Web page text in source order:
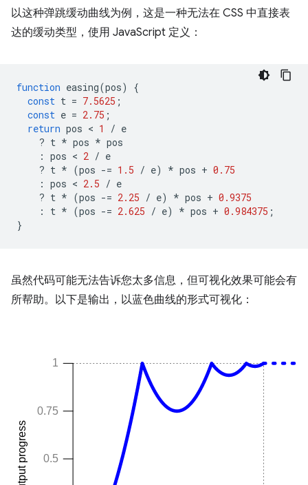
以这种弹跳缓动曲线为例，这是一种无法在 CSS 中直接表
达的缓动类型，使用 JavaScript 定义：
function easing(pos)
{
const t = 7.5625 ;
const e = 2.75 ;
return pos < 1 / e
? t * pos * pos
: pos < 2 / e
? t * (pos -= 1.5 / e) * pos + 0.75
: pos < 2.5 / e
? t * (pos -= 2.25 / e) * pos + 0.9375
:
t * (pos -= 2.625 / e) * pos + 0.984375 ;
}
虽然代码可能无法告诉您太多信息，但可视化效果可能会有
所帮助。以下是输出，以蓝色曲线的形式可视化：